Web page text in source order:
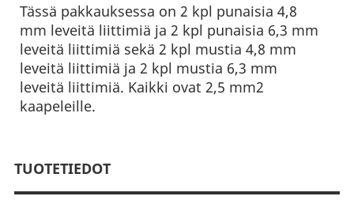
Tässä pakkauksessa on 2 kpl punaisia 4,8
mm leveitä liittimiä ja 2 kpl punaisia 6,3 mm
leveitä liittimiä sekä 2 kpl mustia 4,8 mm
leveitä liittimiä ja 2 kpl mustia 6,3 mm
leveitä liittimiä. Kaikki ovat 2,5 mm2
kaapeleille.
TUOTETIEDOT